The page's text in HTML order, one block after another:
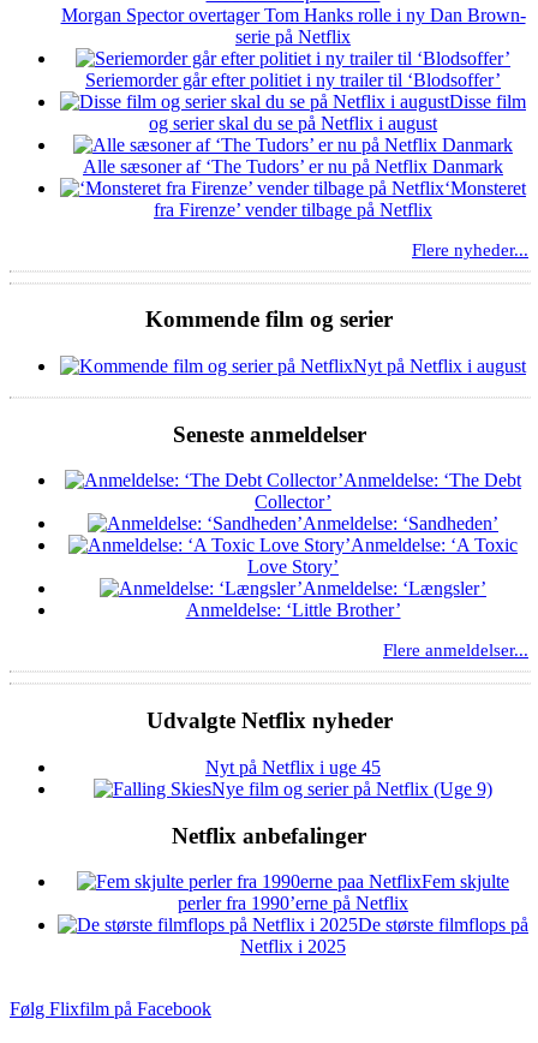
Morgan Spector overtager Tom Hanks rolle i ny Dan Brown-
serie på Netflix
Seriemorder går efter politiet i ny trailer til ‘Blodsoffer’
Disse film
og serier skal du se på Netflix i august
Alle sæsoner af ‘The Tudors’ er nu på Netflix Danmark
‘Monsteret
fra Firenze’ vender tilbage på Netflix
Flere nyheder...
Kommende film og serier
Nyt på Netflix i august
Seneste anmeldelser
Anmeldelse: ‘The Debt
Collector’
Anmeldelse: ‘Sandheden’
Anmeldelse: ‘A Toxic
Love Story’
Anmeldelse: ‘Længsler’
Anmeldelse: ‘Little Brother’
Flere anmeldelser...
Udvalgte Netflix nyheder
Nyt på Netflix i uge 45
Nye film og serier på Netflix (Uge 9)
Netflix anbefalinger
Fem skjulte
perler fra 1990’erne på Netflix
De største filmflops på
Netflix i 2025
Følg Flixfilm på Facebook